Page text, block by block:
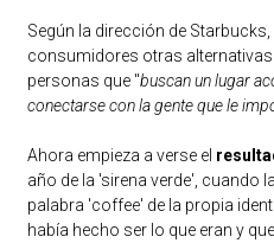
Según la dirección de
consumidores otras
personas que "buscan un lugar
conectarse con la gente que le
Ahora empieza a verse el
año de la 'sirena verde', cuando
palabra 'coffee' de la propia
había hecho ser lo que eran y